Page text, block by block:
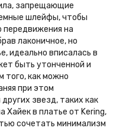
запрещающие
шлейфы, чтобы
передвижения на
лаконичное, но
идеально вписалась в
быть утонченной и
того, как можно
при этом
звезд, таких как
Хайек в платье от Kering,
сочетать минимализм